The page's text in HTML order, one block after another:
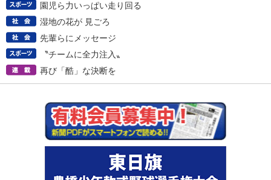
園児ら力いっぱい走り回る
湿地の花が 見ごろ
先輩らにメッセージ
〝チームに全力注入〟
再び「酷」な決断を